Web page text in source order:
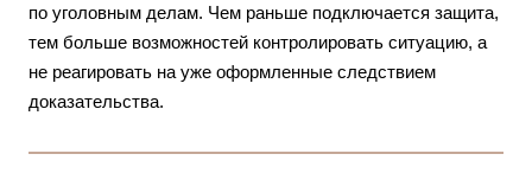
по уголовным делам. Чем раньше подключается защита,
тем больше возможностей контролировать ситуацию, а
не реагировать на уже оформленные следствием
доказательства.